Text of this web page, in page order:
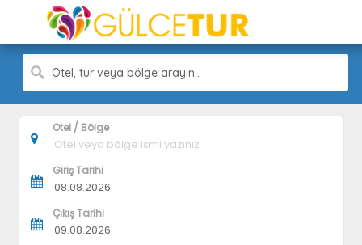
Otel, tur veya bölge arayın..
Otel / Bölge
Giriş Tarihi
Çıkış Tarihi